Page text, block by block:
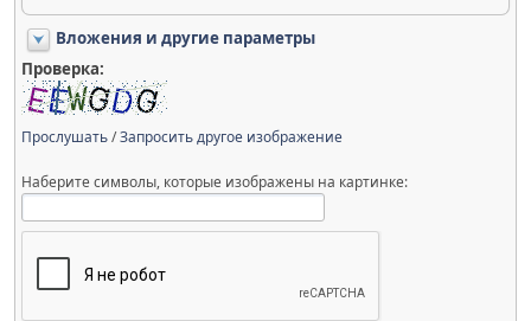
Вложения и другие параметры
Проверка:
Прослушать/Запросить другое изображение
Наберите символы, которые изображены на картинке: